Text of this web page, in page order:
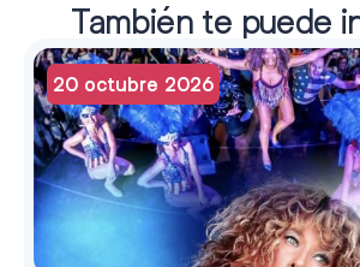
También te puede
20 octubre 2026